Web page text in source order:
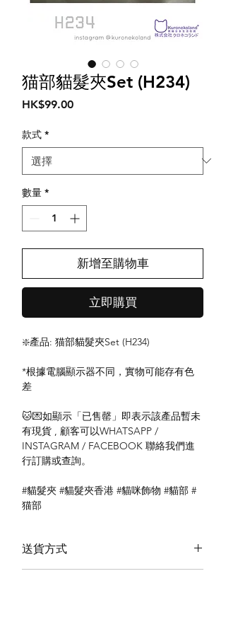
猫部貓髮夾Set (H234)
HK$99.00價
款式 *
數量 *
新增至購物車
立即購買
❇️產品: 猫部貓髮夾Set (H234)
*根據電腦顯示器不同，實物可能存有色
差
🐱💌如顯示「已售罄」即表示該產品暫未
有現貨 , 顧客可以WHATSAPP /
INSTAGRAM / FACEBOOK 聯絡我們進
行訂購或查詢。
#貓髮夾 #貓髮夾香港 #貓咪飾物 #貓部 #
猫部
送貨方式